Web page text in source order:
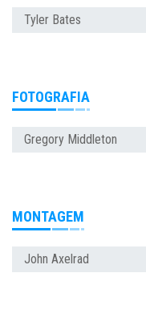
Tyler Bates
FOTOGRAFIA
Gregory Middleton
MONTAGEM
John Axelrad